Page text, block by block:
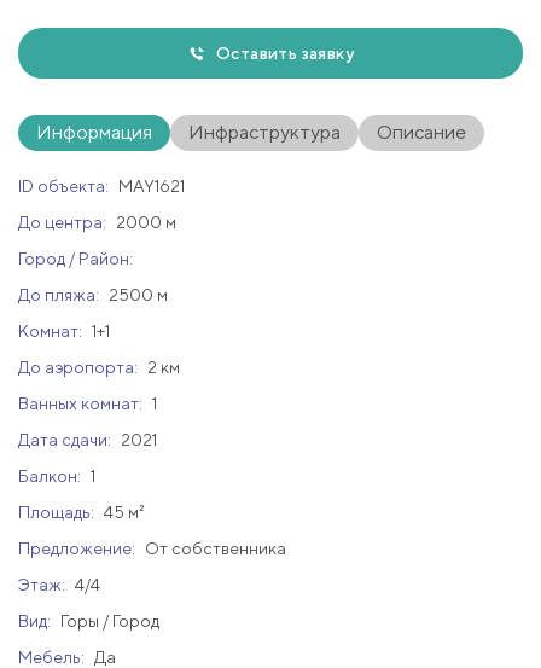
Оставить заявку
Информация Инфраструктура Описание
ID объекта:
MAY1621
До центра:
2000 м
Город / Район:
До пляжа:
2500 м
Комнат: 1+1
До аэропорта:
2 км
Ванных комнат: 1
Дата сдачи:
2021
Балкон: 1
Площадь: 45 м²
Предложение:
От собственника
Этаж: 4/4
Вид:
Горы / Город
Мебель:
Да